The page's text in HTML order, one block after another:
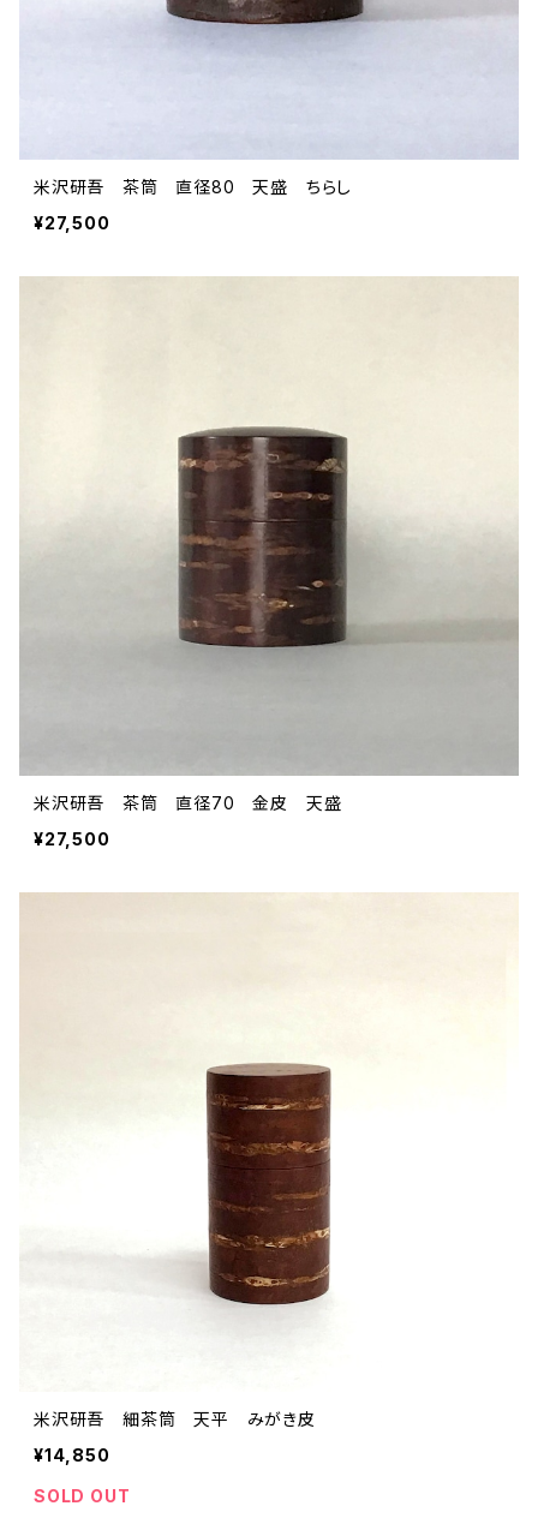
米沢研吾 茶筒 直径80 天盛 ちらし
¥27,500
米沢研吾 茶筒 直径70 金皮 天盛
¥27,500
米沢研吾 細茶筒 天平 みがき皮
¥14,850
SOLD OUT